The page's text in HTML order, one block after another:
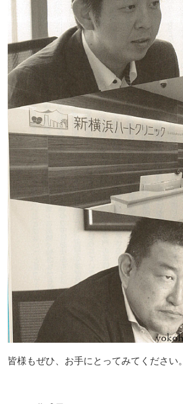
皆様もぜひ、お手にとってみてください。